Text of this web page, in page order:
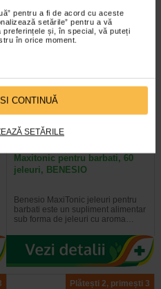
pentru a fi de acord cu aceste
setările” pentru a vă
preferințele și, în special, vă puteți
în orice moment.
CONTINUĂ
SETĂRILE
Maxitonic pentru barbati, 60
jeleuri, BENESIO
Benesio MaxiTonic jeleuri pentru
barbati este un supliment alimentar
sub forma de jeleuri cu aroma…
Plătești 2, primești 3